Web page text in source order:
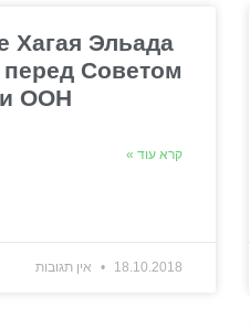
Хагая Эльада
Советом
ООН
קרא עוד »
18.10.2018 אין תגובות